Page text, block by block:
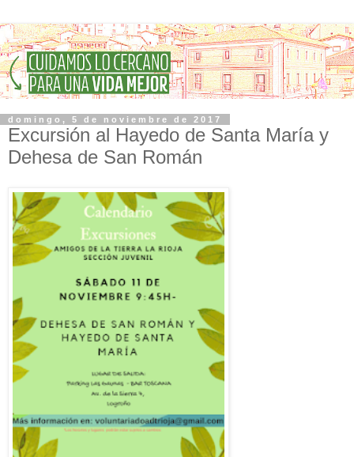
domingo, 5 de noviembre de 2017
Excursión al Hayedo de Santa María y
Dehesa de San Román